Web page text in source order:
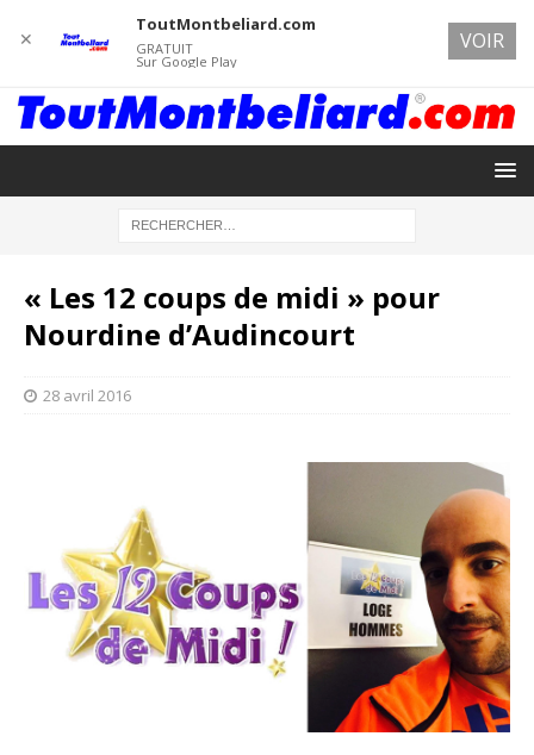
« Les 12 coups de midi » pour
Nourdine d’Audincourt
28 avril 2016
✕
ToutMontbeliard.com
GRATUIT
Sur Google Play
VOIR